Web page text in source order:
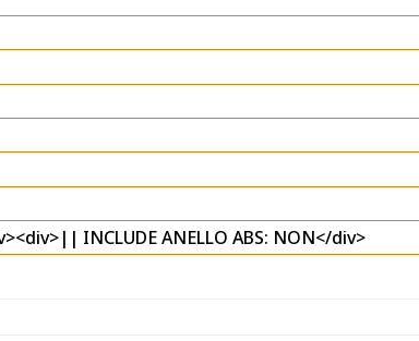
INCLUDE ANELLO ABS: NON</div>